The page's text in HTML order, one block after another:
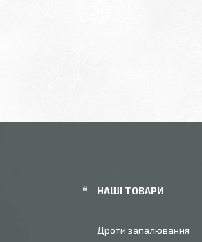
НАШІ ТОВАРИ
Дроти запалювання